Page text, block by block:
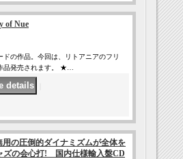
of Nue
の作品。今回は、リトアニアのフリ
品発売されます。 ★…
用の圧倒的ダイナミズムが全体を
ズの会心打! 国内仕様輸入盤CD